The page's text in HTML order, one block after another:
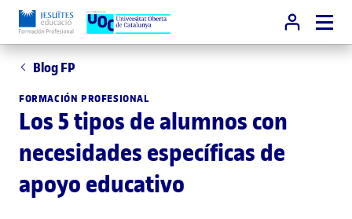
Blog FP
FORMACIÓN PROFESIONAL
Los 5 tipos de alumnos con
necesidades específicas de
apoyo educativo